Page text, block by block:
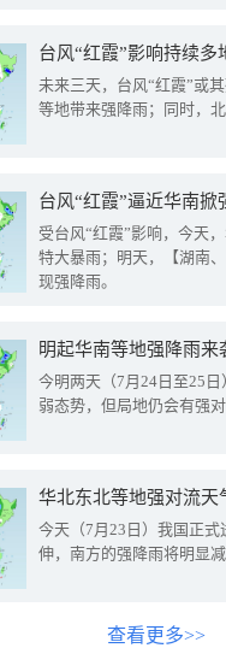
台风“红霞”影响持续
未来三天，台风“红霞”或
等地带来强降雨；同时，
台风“红霞”逼近华南
受台风“红霞”影响，今天
特大暴雨；明天，【湖南
现强降雨。
明起华南等地强降雨
今明两天（7月24日至25
弱态势，但局地仍会有强
华北东北等地强对流天
今天（7月23日）我国正
伸，南方的强降雨将明显
查看更多>>